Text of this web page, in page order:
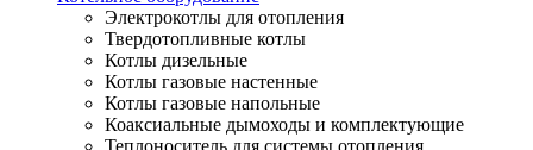
Электрокотлы для отопления
Твердотопливные котлы
Котлы дизельные
Котлы газовые настенные
Котлы газовые напольные
Коаксиальные дымоходы и комплектующие
Теплоноситель для системы отопления